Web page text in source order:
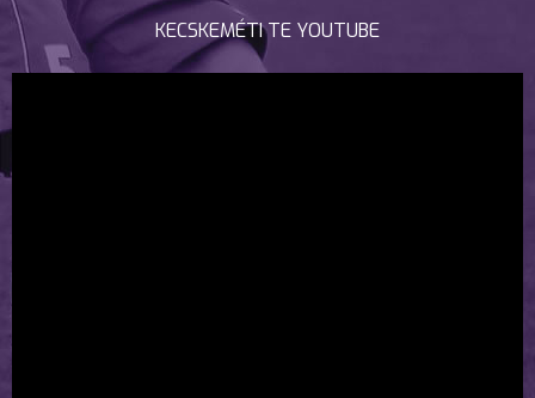
KECSKEMÉTI TE YOUTUBE